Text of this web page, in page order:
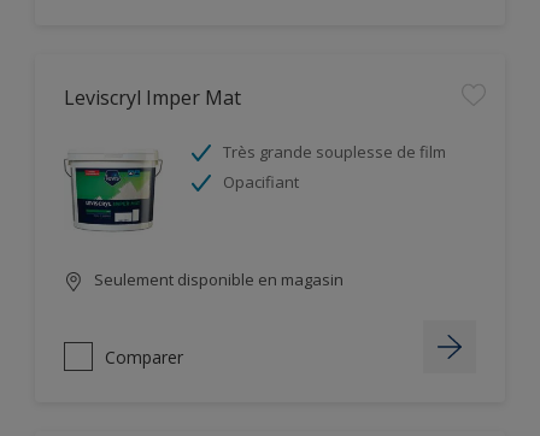
Leviscryl Imper Mat
Très grande souplesse de film
Opacifiant
Seulement disponible en magasin
Comparer